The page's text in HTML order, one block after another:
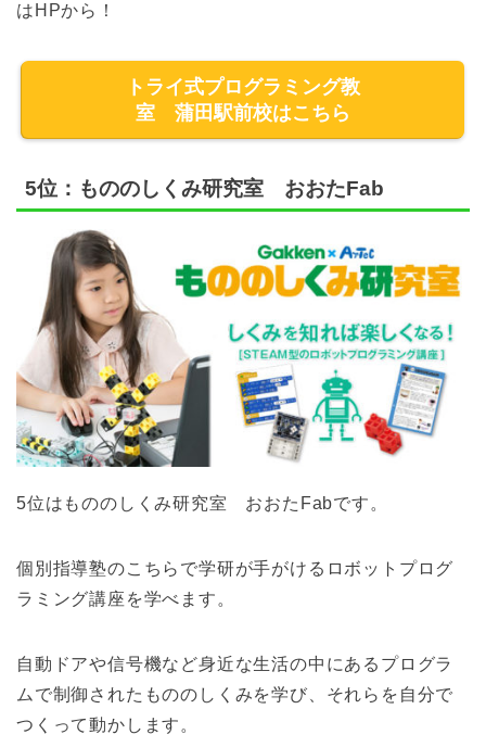
はHPから！
トライ式プログラミング教
室 蒲田駅前校はこちら
5位：もののしくみ研究室 おおたFab
5位はもののしくみ研究室 おおたFabです。
個別指導塾のこちらで学研が手がけるロボットプログ
ラミング講座を学べます。
自動ドアや信号機など身近な生活の中にあるプログラ
ムで制御されたもののしくみを学び、それらを自分で
つくって動かします。